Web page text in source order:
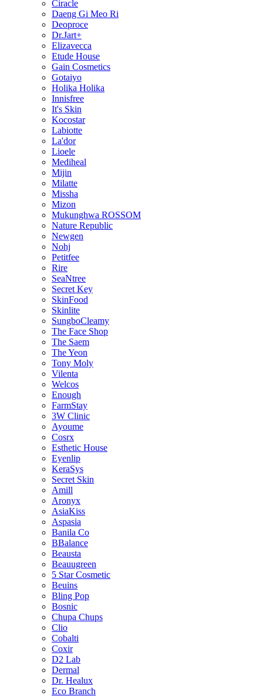
Ciracle
Daeng Gi Meo Ri
Deoproce
Dr.Jart+
Elizavecca
Etude House
Gain Cosmetics
Gotaiyo
Holika Holika
Innisfree
It's Skin
Kocostar
Labiotte
La'dor
Lioele
Mediheal
Mijin
Milatte
Missha
Mizon
Mukunghwa ROSSOM
Nature Republic
Newgen
Nohj
Petitfee
Rire
SeaNtree
Secret Key
SkinFood
Skinlite
SungboCleamy
The Face Shop
The Saem
The Yeon
Tony Moly
Vilenta
Welcos
Enough
FarmStay
3W Clinic
Ayoume
Cosrx
Esthetic House
Eyenlip
KeraSys
Secret Skin
Amill
Aronyx
AsiaKiss
Aspasia
Banila Co
BBalance
Beausta
Beauugreen
5 Star Cosmetic
Beuins
Bling Pop
Bosnic
Chupa Chups
Clio
Cobalti
Coxir
D2 Lab
Dermal
Dr. Healux
Eco Branch